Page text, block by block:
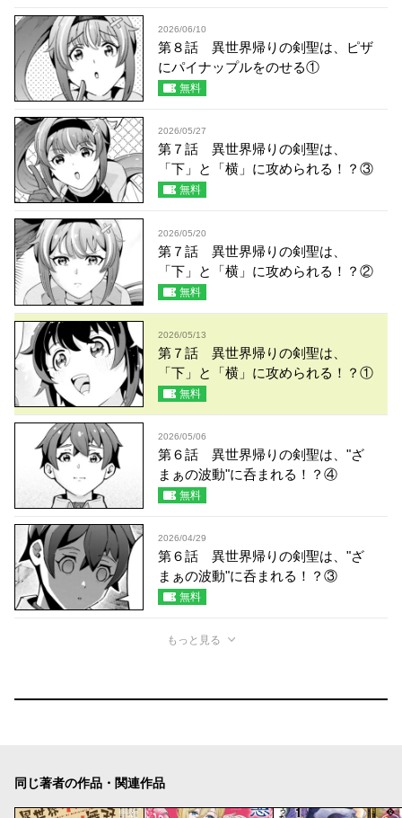
2026/06/10
第８話 異世界帰りの剣聖は、ピザ
にパイナップルをのせる①
無料
2026/05/27
第７話 異世界帰りの剣聖は、
「下」と「横」に攻められる！？③
無料
2026/05/20
第７話 異世界帰りの剣聖は、
「下」と「横」に攻められる！？②
無料
2026/05/13
第７話 異世界帰りの剣聖は、
「下」と「横」に攻められる！？①
無料
2026/05/06
第６話 異世界帰りの剣聖は、"ざ
まぁの波動"に呑まれる！？④
無料
2026/04/29
第６話 異世界帰りの剣聖は、"ざ
まぁの波動"に呑まれる！？③
無料
もっと見る
同じ著者の作品・関連作品